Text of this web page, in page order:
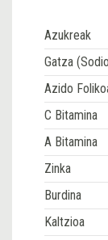
Azukreak
Gatza
Azido
C Bitamina
A Bitamina
Zinka
Burdina
Kaltzioa